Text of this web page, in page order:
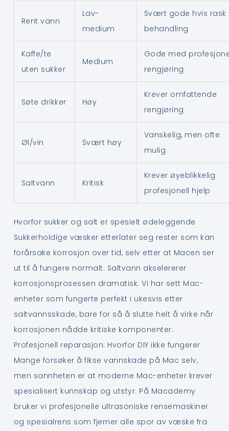
Rent vann
Lav-
medium
Svært gode hvis rask
behandling
Kaffe/te
uten sukker
Medium
Gode med
rengjøring
Søte drikker Høy
Krever omfattende
rengjøring
Øl/vin Svært høy
Vanskelig, men ofte
mulig
Saltvann Kritisk
Krever øyeblikkelig
profesjonell hjelp
Hvorfor sukker og salt er spesielt ødeleggende
Sukkerholdige væsker etterlater seg rester som kan
forårsake korrosjon over tid, selv etter at Macen ser
ut til å fungere normalt. Saltvann akselererer
korrosjonsprosessen dramatisk. Vi har sett Mac-
enheter som fungerte perfekt i ukesvis etter
saltvannsskade, bare for så å slutte helt å virke når
korrosjonen nådde kritiske komponenter.
Profesjonell reparasjon: Hvorfor DIY ikke fungerer
Mange forsøker å fikse vannskade på Mac selv,
men sannheten er at moderne Mac-enheter krever
spesialisert kunnskap og utstyr. På Macademy
bruker vi profesjonelle ultrasoniske rensemaskiner
og spesialrens som fjerner alle spor av væske fra